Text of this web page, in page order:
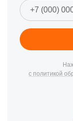
с политикой